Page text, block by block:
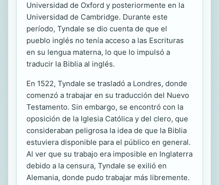
Universidad de Oxford y posteriormente en la
Universidad de Cambridge. Durante este
período, Tyndale se dio cuenta de que el
pueblo inglés no tenía acceso a las Escrituras
en su lengua materna, lo que lo impulsó a
traducir la Biblia al inglés.
En 1522, Tyndale se trasladó a Londres, donde
comenzó a trabajar en su traducción del Nuevo
Testamento. Sin embargo, se encontró con la
oposición de la Iglesia Católica y del clero, que
consideraban peligrosa la idea de que la Biblia
estuviera disponible para el público en general.
Al ver que su trabajo era imposible en Inglaterra
debido a la censura, Tyndale se exilió en
Alemania, donde pudo trabajar más libremente.